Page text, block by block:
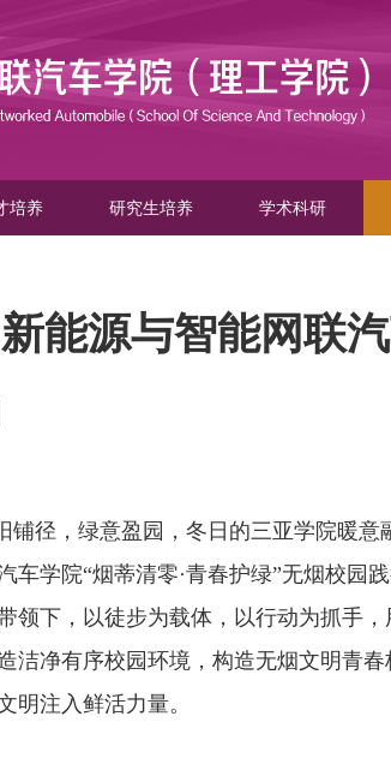
培养 研究生培养 学术科研
能源与智能网联
铺径，绿意盈园，冬日的三亚学院暖意
车学院“烟蒂清零·青春护绿”无烟校园
领下，以徒步为载体，以行动为抓手
洁净有序校园环境，构造无烟文明青春
明注入鲜活力量。